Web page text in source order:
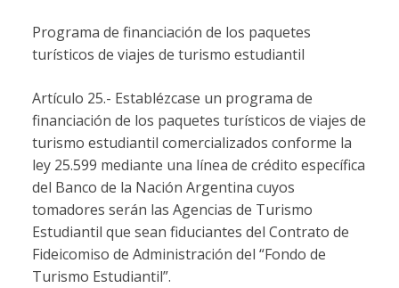
Programa de financiación de los paquetes
turísticos de viajes de turismo estudiantil
Artículo 25.- Establézcase un programa de
financiación de los paquetes turísticos de viajes de
turismo estudiantil comercializados conforme la
ley 25.599 mediante una línea de crédito específica
del Banco de la Nación Argentina cuyos
tomadores serán las Agencias de Turismo
Estudiantil que sean fiduciantes del Contrato de
Fideicomiso de Administración del “Fondo de
Turismo Estudiantil”.